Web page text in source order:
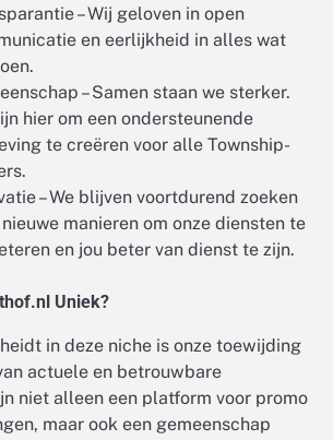
– Wij geloven in open
en eerlijkheid in alles wat
– Samen staan we sterker.
hier om een ondersteunende
te creëren voor alle Township-
– We blijven voortdurend zoeken
manieren om onze diensten te
en jou beter van dienst te zijn.
Uniek?
in deze niche is onze toewijding
actuele en betrouwbare
niet alleen een platform voor promo
maar ook een gemeenschap